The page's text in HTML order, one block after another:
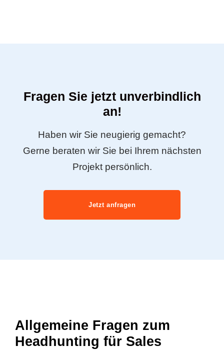
Fragen Sie jetzt unverbindlich
an!
Haben wir Sie neugierig gemacht?
Gerne beraten wir Sie bei Ihrem nächsten
Projekt persönlich.
Jetzt anfragen
Allgemeine Fragen zum
Headhunting für Sales